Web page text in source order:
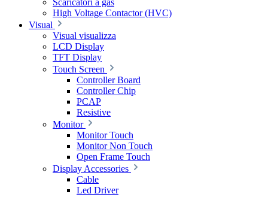
Scaricatori a gas
High Voltage Contactor (HVC)
Visual
Visual visualizza
LCD Display
TFT Display
Touch Screen
Controller Board
Controller Chip
PCAP
Resistive
Monitor
Monitor Touch
Monitor Non Touch
Open Frame Touch
Display Accessories
Cable
Led Driver